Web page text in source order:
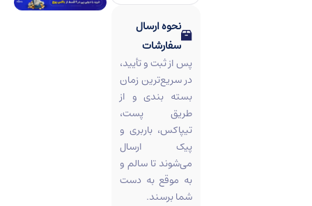
نحوه ارسال
سفارشات
پس از ثبت و تأیید،
در سریع‌ترین زمان
بسته‌ بندی و از
طریق پست،
تیپاکس، باربری و
پیک ارسال
می‌شوند تا سالم و
به‌ موقع به دست
شما برسند.